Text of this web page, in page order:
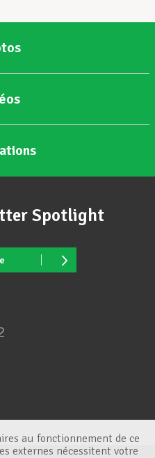
Spotlight
au fonctionnement de ce
externes nécessitent votre